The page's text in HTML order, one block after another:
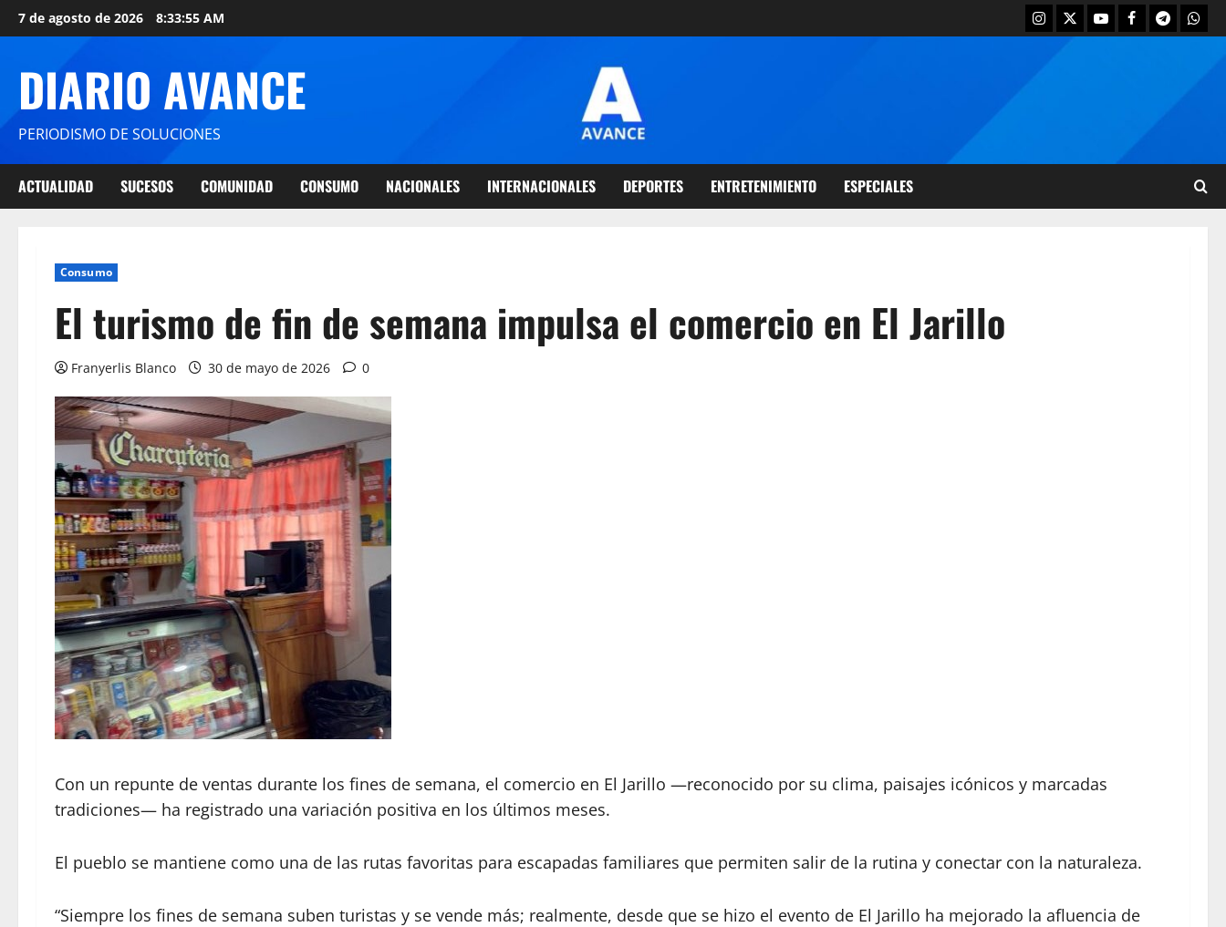
7 de agosto de 2026 8:33:56 AM
DIARIO AVANCE
PERIODISMO DE SOLUCIONES
ACTUALIDAD SUCESOS COMUNIDAD CONSUMO NACIONALES INTERNACIONALES DEPORTES ENTRETENIMIENTO ESPECIALES
Consumo
El turismo de fin de semana impulsa el comercio en El Jarillo
Franyerlis Blanco 30 de mayo de 2026 0
Con un repunte de ventas durante los fines de semana, el comercio en El Jarillo —reconocido por su clima, paisajes icónicos y marcadas
tradiciones— ha registrado una variación positiva en los últimos meses.
El pueblo se mantiene como una de las rutas favoritas para escapadas familiares que permiten salir de la rutina y conectar con la naturaleza.
“Siempre los fines de semana suben turistas y se vende más; realmente, desde que se hizo el evento de El Jarillo ha mejorado la afluencia de